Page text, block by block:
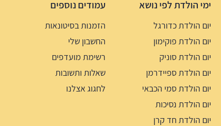
ימי הולדת לפי נושא
יום הולדת כדורגל
יום הולדת פוקימון
יום הולדת סוניק
יום הולדת ספיידרמן
יום הולדת סמי הכבאי
יום הולדת נסיכות
יום הולדת חד קרן
עמודים נוספים
הזמנות בסיטונאות
החשבון שלי
רשימת מועדפים
שאלות ותשובות
לחגוג אצלנו